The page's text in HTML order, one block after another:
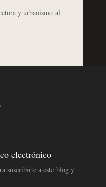
y urbanismo al
electrónico
suscribirte a este blog y